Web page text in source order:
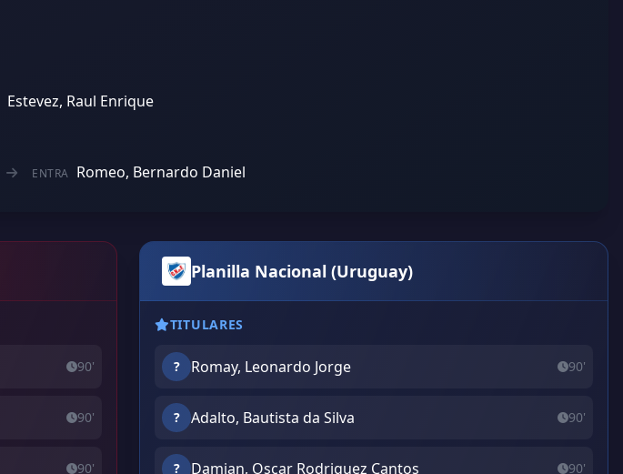
Estevez, Raul Enrique
ENTRA Romeo, Bernardo Daniel
90'
90'
90'
Planilla Nacional (Uruguay)
TITULARES
? Romay, Leonardo Jorge 90'
? Adalto, Bautista da Silva 90'
? Damian, Oscar Rodriguez Cantos 90'